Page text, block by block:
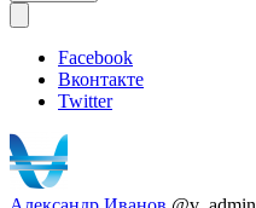
Facebook
Вконтакте
Twitter